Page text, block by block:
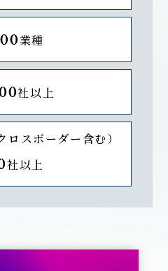
業種
社以上
スボーダー含む）
社以上